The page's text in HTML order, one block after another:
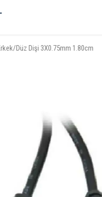
Düz Dişi 3X0.75mm 1.80cm